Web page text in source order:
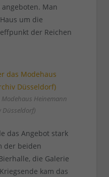
Man
um die
der Reichen
Heinemann
Düsseldorf)
das Angebot stark
der beiden
die Galerie
kam das